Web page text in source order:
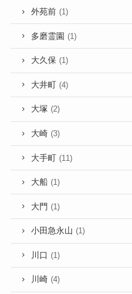
外苑前 (1)
多磨霊園 (1)
大久保 (1)
大井町 (4)
大塚 (2)
大崎 (3)
大手町 (11)
大船 (1)
大門 (1)
小田急永山 (1)
川口 (1)
川崎 (4)